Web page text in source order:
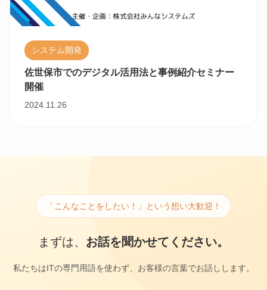
システム開発
佐世保市でのデジタル活用法と事例紹介セミナー
開催
2024.11.26
「こんなことをしたい！」という想い大歓迎！
まずは、 お話を聞かせてください。
私たちはITの専門用語を使わず、お客様の言葉でお話しします。